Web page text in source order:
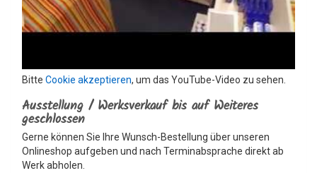
Bitte Cookie akzeptieren, um das YouTube-Video zu sehen.
Ausstellung / Werksverkauf bis auf Weiteres
geschlossen
Gerne können Sie Ihre Wunsch-Bestellung über unseren
Onlineshop aufgeben und nach Terminabsprache direkt ab
Werk abholen.